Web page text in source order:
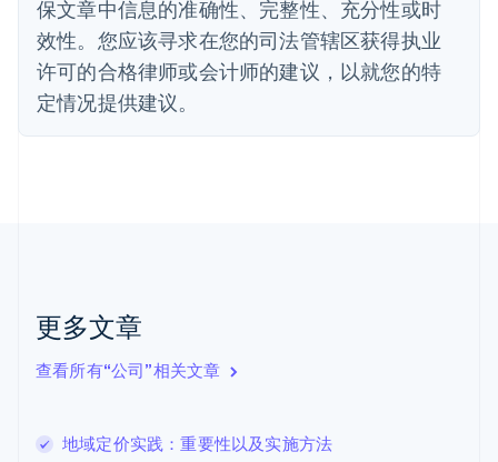
保文章中信息的准确性、完整性、充分性或时
效性。您应该寻求在您的司法管辖区获得执业
许可的合格律师或会计师的建议，以就您的特
定情况提供建议。
更多文章
查看所有“公司”相关文章
地域定价实践：重要性以及实施方法
DeutschEnglish
法国
FrançaisEnglish
芬兰
EnglishSvenska
English
English
卢森堡